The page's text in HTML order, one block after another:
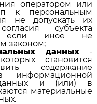
оператором или
к персональным
не допускать их
субъекта
если иное не
законом;
данных -
становится
содержание
информационной
данных и (или) в
материальные